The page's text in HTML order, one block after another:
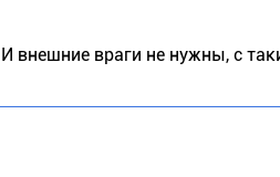
И внешние враги не нужны, с